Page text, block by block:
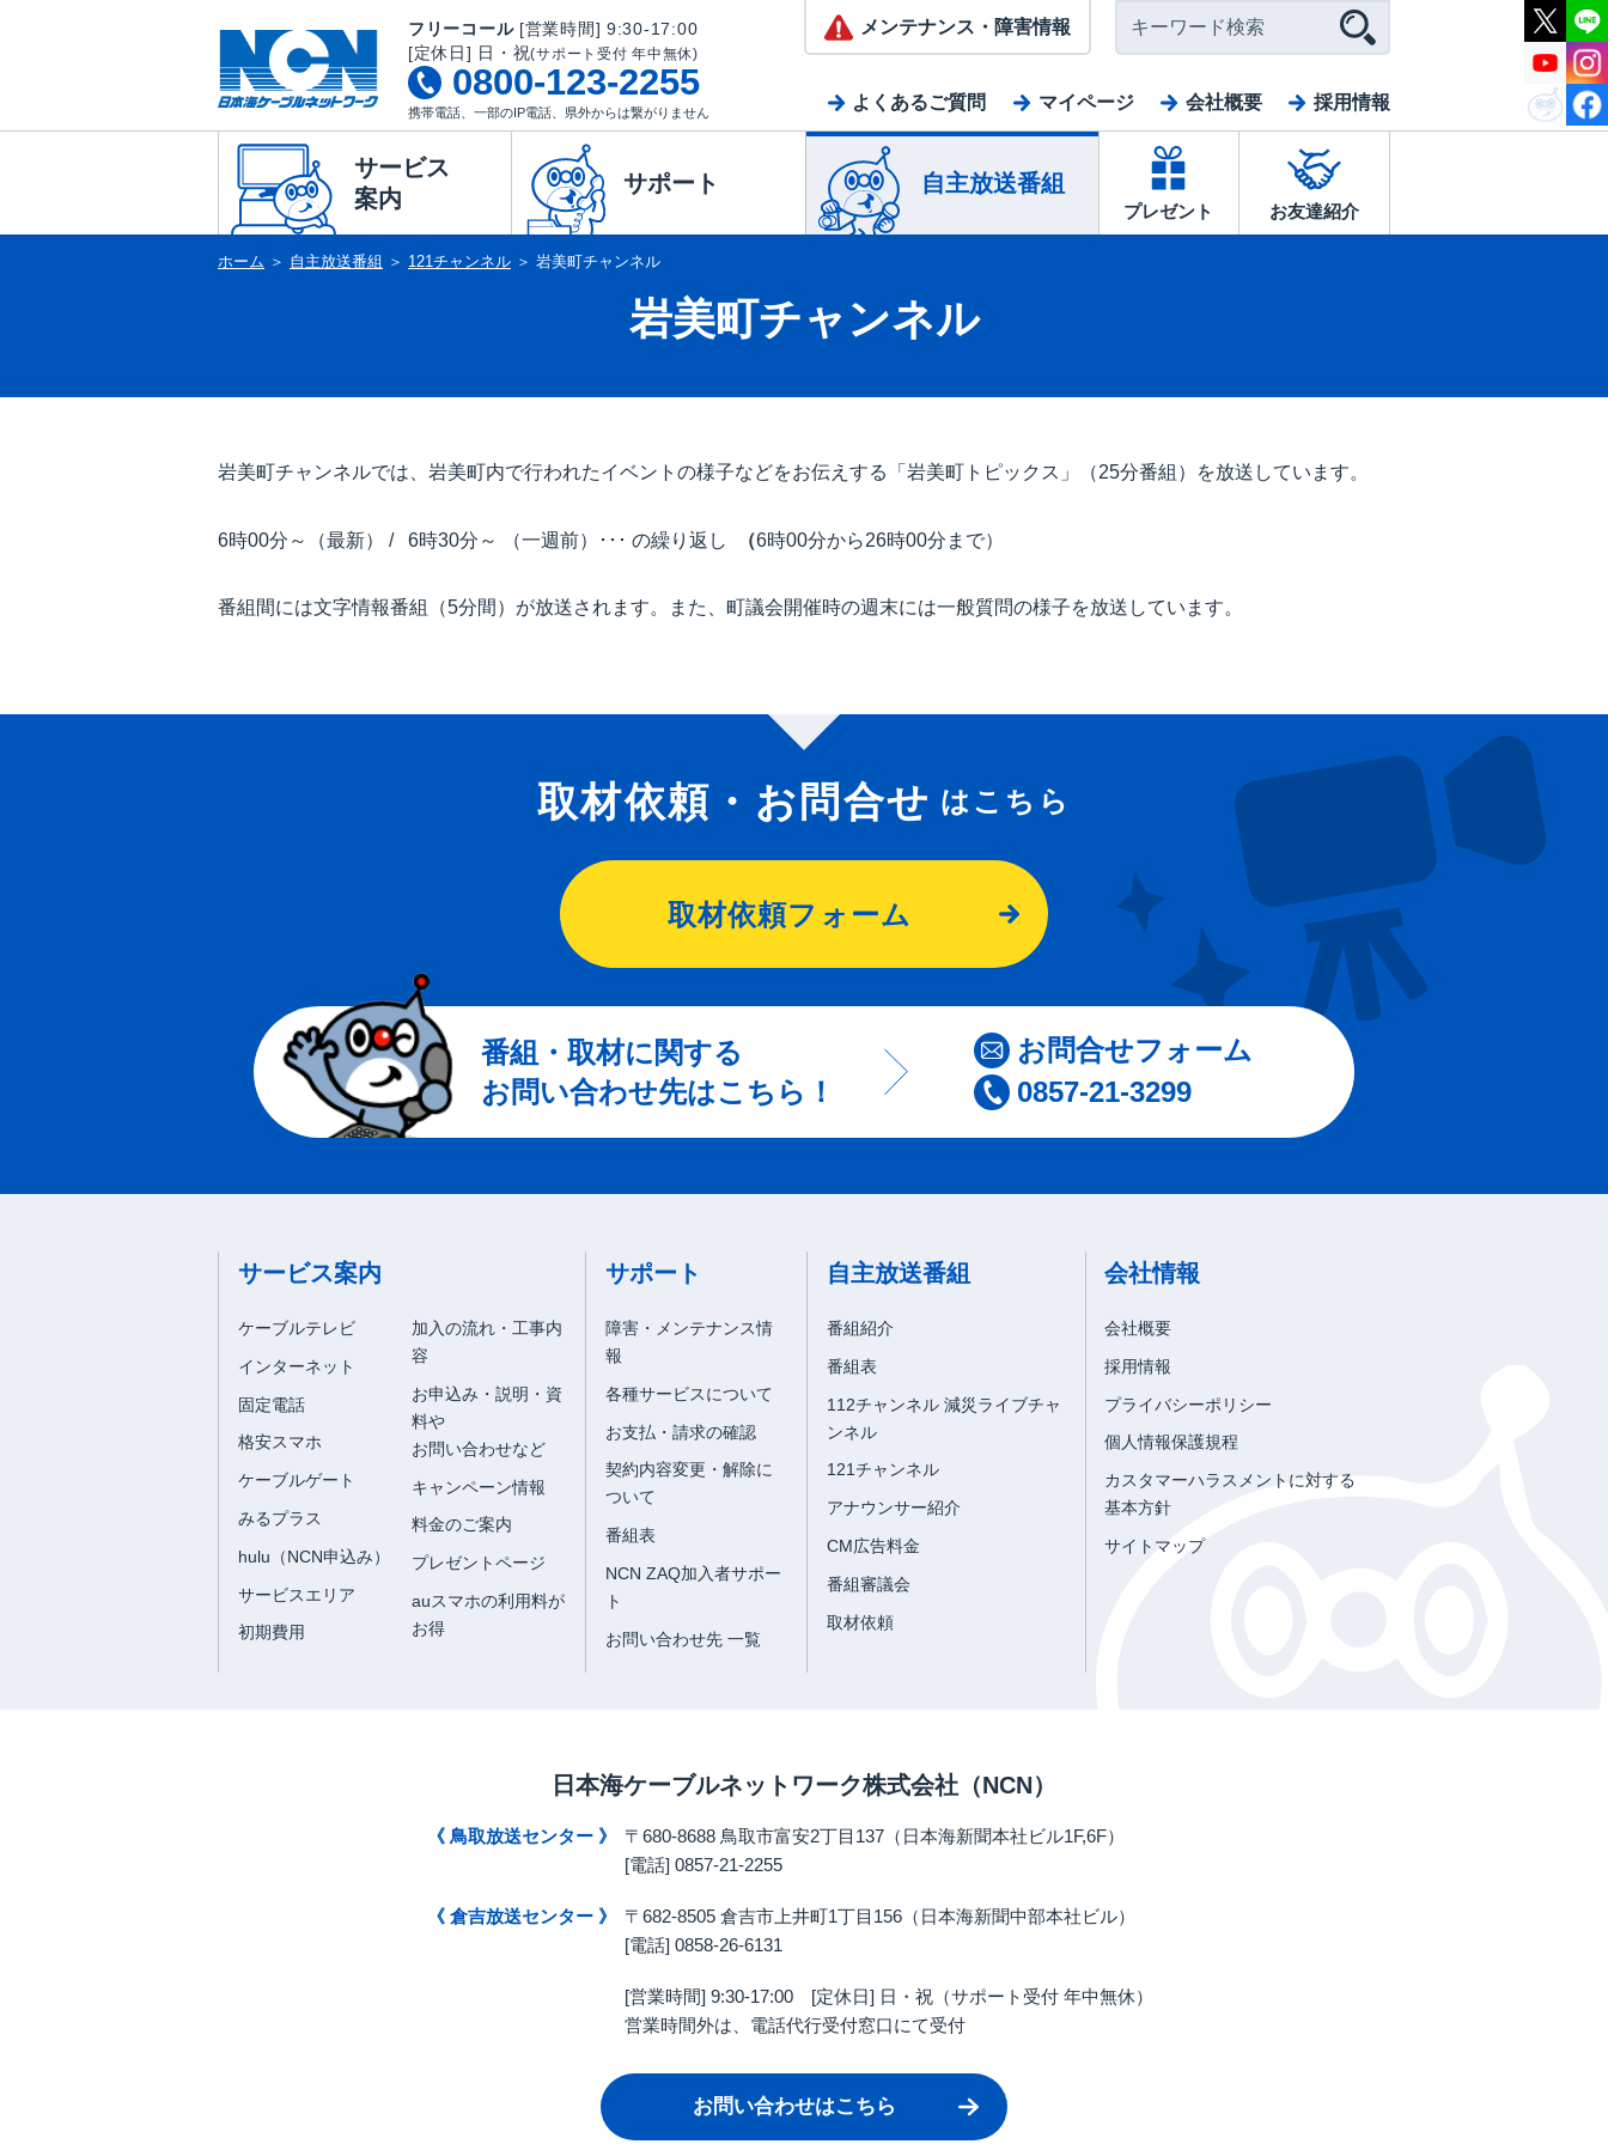
フリーコール[営業時間] 9:30-17:00
[定休日] 日・祝(サポート受付 年中無休)
0800-123-2255
携帯電話、一部のIP電話、県外からは繋がりません
メンテナンス ・障害情報
よくあるご質問 マイページ 会社概要 採用情報
サービス
案内
サポート 自主放送番組
プレゼント お友達紹介
ホーム ＞ 自主放送番組 ＞ 121チャンネル ＞ 岩美町チャンネル
岩美町チャンネル
岩美町チャンネルでは、岩美町内で行われたイベントの様子などをお伝えする「岩美町トピックス」（25分番組）を放送しています。
6時00分～（最新） / 6時30分～ （一週前）･･･ の繰り返し （6時00分から26時00分まで）
番組間には文字情報番組（5分間）が放送されます。また、町議会開催時の週末には一般質問の様子を放送しています。
取材依頼・お問合せ はこちら
取材依頼フォーム
番組・取材に関する
お問い合わせ先はこちら！
お問合せフォーム
0857-21-3299
サービス案内
ケーブルテレビ
インターネット
固定電話
格安スマホ
ケーブルゲート
みるプラス
hulu（NCN申込み）
サービスエリア
初期費用
加入の流れ・工事内
容
お申込み・説明・資
料や
お問い合わせなど
キャンペーン情報
料金のご案内
プレゼントページ
auスマホの利用料が
お得
サポート
障害・メンテナンス情
報
各種サービスについて
お支払・請求の確認
契約内容変更・解除に
ついて
番組表
NCN ZAQ加入者サポー
ト
お問い合わせ先 一覧
自主放送番組
番組紹介
番組表
112チャンネル 減災ライブチャ
ンネル
121チャンネル
アナウンサー紹介
CM広告料金
番組審議会
取材依頼
会社情報
会社概要
採用情報
プライバシーポリシー
個人情報保護規程
カスタマーハラスメントに対する
基本方針
サイトマップ
日本海ケーブルネットワーク株式会社 （NCN）
《 鳥取放送センター 》
〒680-8688 鳥取市富安2丁目137（日本海新聞本社ビル1F,6F）
[電話] 0857-21-2255
《 倉吉放送センター 》
〒682-8505 倉吉市上井町1丁目156（日本海新聞中部本社ビル）
[電話] 0858-26-6131
[営業時間] 9:30-17:00 [定休日] 日・祝（サポート受付 年中無休）
営業時間外は、電話代行受付窓口にて受付
お問い合わせはこちら